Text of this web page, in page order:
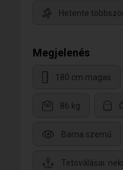
Hetente
Megjelenés
180 cm magas
86 kg
Barna szemű
Tetoválásai: